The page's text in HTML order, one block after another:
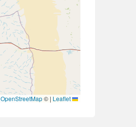
|
©
OpenStreetMap